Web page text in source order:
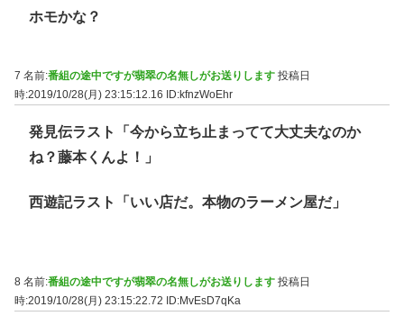
ホモかな？
7 名前:番組の途中ですが翡翠の名無しがお送りします 投稿日
時:2019/10/28(月) 23:15:12.16
ID:kfnzWoEhr
発見伝ラスト「今から立ち止まってて大丈夫なのか
ね？藤本くんよ！」
西遊記ラスト「いい店だ。本物のラーメン屋だ」
8 名前:番組の途中ですが翡翠の名無しがお送りします 投稿日
時:2019/10/28(月) 23:15:22.72
ID:MvEsD7qKa